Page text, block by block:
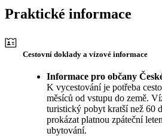
Praktické informace
Cestovní doklady a vízové informace
Informace pro občany
K vycestování je potřeba
měsíců od vstupu do země.
turistický pobyt kratší než 60
prokázat platnou zpáteční
ubytování.